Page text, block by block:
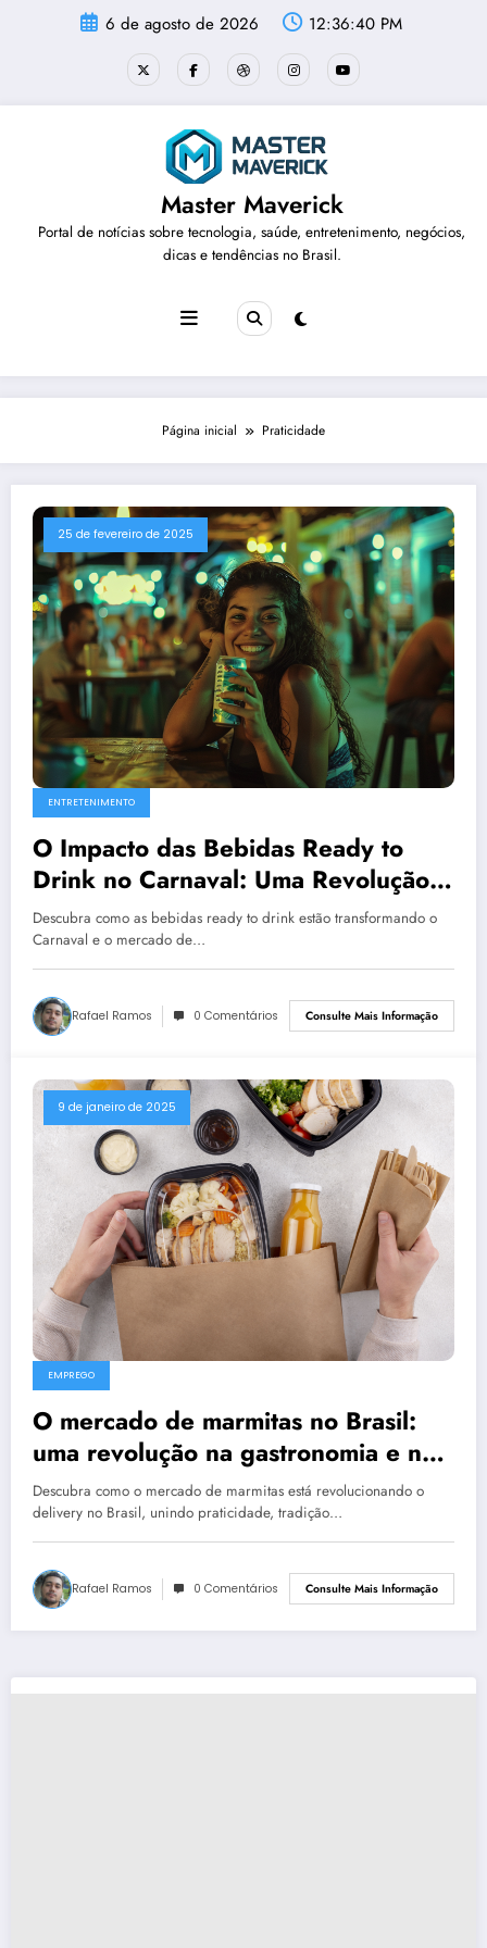
6 de agosto de 2026 12:36:41 PM
Master Maverick
Portal de notícias sobre tecnologia, saúde, entretenimento, negócios,
dicas e tendências no Brasil.
Página inicial Praticidade
25 de fevereiro de 2025
ENTRETENIMENTO
O Impacto das Bebidas Ready to
Drink no Carnaval: Uma Revolução
Prática e Lucrativa
Descubra como as bebidas ready to drink estão transformando o
Carnaval e o mercado de…
Rafael Ramos 0 Comentários Consulte Mais Informação
9 de janeiro de 2025
EMPREGO
O mercado de marmitas no Brasil:
uma revolução na gastronomia e no
delivery
Descubra como o mercado de marmitas está revolucionando o
delivery no Brasil, unindo praticidade, tradição…
Rafael Ramos 0 Comentários Consulte Mais Informação